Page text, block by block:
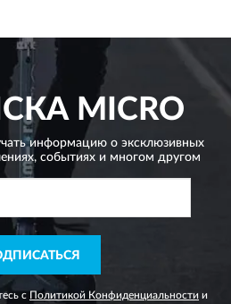
MICRO
информацию о эксклюзивных
событиях и многом другом
с Политикой Конфиденциальности и